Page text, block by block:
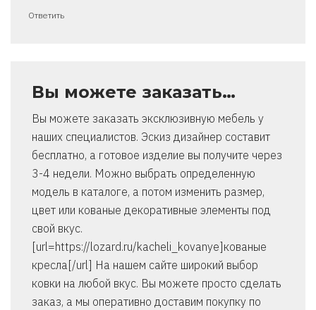
Ответить
Вы можете заказать…
Вы можете заказать эксклюзивную мебель у
наших специалистов. Эскиз дизайнер составит
бесплатно, а готовое изделие вы получите через
3-4 недели. Можно выбрать определенную
модель в каталоге, а потом изменить размер,
цвет или кованые декоративные элементы под
свой вкус.
[url=https://lozard.ru/kacheli_kovanye]кованые
кресла[/url] На нашем сайте широкий выбор
ковки на любой вкус. Вы можете просто сделать
заказ, а мы оперативно доставим покупку по